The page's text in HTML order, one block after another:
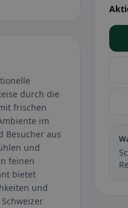
durch die
frischen
im
Besucher aus
und
feinen
bietet
und